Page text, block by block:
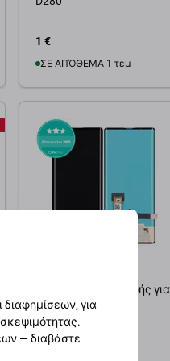
1 €
ΣΕ ΑΠΌΘΕΜΑ 1 τεμ
Οθόνη με οθόνη αφής για
LG Wing, OLED
για
— διαβάστε